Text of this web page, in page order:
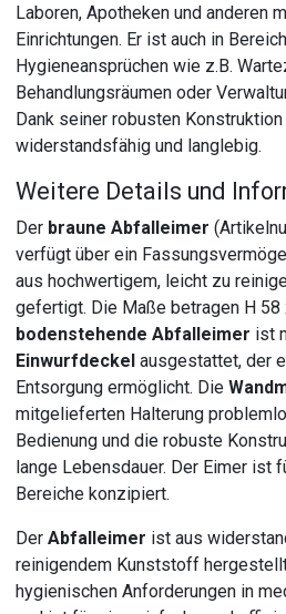
Laboren, Apotheken und anderen
Einrichtungen. Er ist auch in
Hygieneansprüchen wie z.B.
Behandlungsräumen oder
Dank seiner robusten
widerstandsfähig und langlebig.
Weitere Details und
Der braune Abfalleimer
verfügt über ein
aus hochwertigem, leicht zu
gefertigt. Die Maße betragen H 58
bodenstehende Abfalleimer ist
Einwurfdeckel ausgestattet, der
Entsorgung ermöglicht. Die
mitgelieferten Halterung
Bedienung und die robuste
lange Lebensdauer. Der Eimer ist
Bereiche konzipiert.
DerAbfalleimer ist aus
reinigendem Kunststoff
hygienischen Anforderungen in